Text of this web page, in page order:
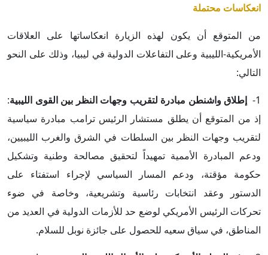
انعكاسات محتملة
من المتوقع أن يكون لهذه الزيارة انعكاساتها على العلاقات
الأمريكية-الليبية وعلى التفاعلات الدولية في ليبيا، وذلك على النحو
التالي:
1- إطلاق واشنطن مبادرة لتقريب وجهات النظر بين القوى الليبية:
إذ من المتوقع أن يطلق مستشار الرئيس ترامب مبادرة سياسية
لتقريب وجهات النظر بين السلطات في الشرق والغرب الليبيين،
ودعم المبادرة الأممية تمهيداً لتحقيق مصالحة وطنية وتشكيل
حكومة مؤقتة، ودعم المسار السياسي لإجراء استفتاء على
الدستور وعقد انتخابات رئاسية وتشريعية، وخاصة في ضوء
تحركات الرئيس الأمريكي لوضع حد للأزمات الدولية في العديد من
المناطق، في سياق سعيه للحصول على جائزة نوبل للسلام.